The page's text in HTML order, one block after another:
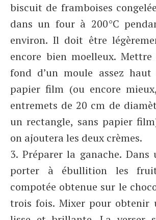
biscuit de framboises
dans un four à 200°C
environ. Il doit être
encore bien moelleux.
fond d’un moule assez haut
papier film (ou encore
entremets de 20 cm de
un rectangle, sans papier
on ajoutera les deux crèmes.
3. Préparer la ganache. Dans
porter à ébullition les
compotée obtenue sur le
trois fois. Mixer pour obtenir